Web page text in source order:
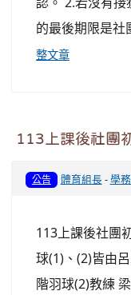
的最後期限是社
整文章
113上課後社團
公告 體育組長-學
113上課後社團
球(1)、(2)皆由
階羽球(2)教練